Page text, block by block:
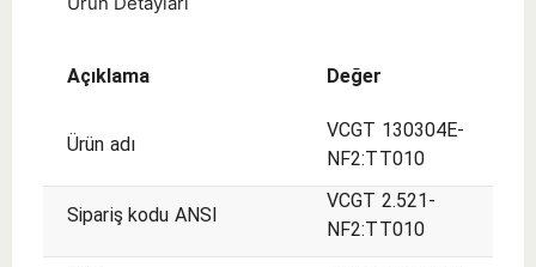
Açıklama Değer
Ürün adı
VCGT 130304E-
NF2:TT010
Sipariş kodu ANSI
VCGT 2.521-
NF2:TT010